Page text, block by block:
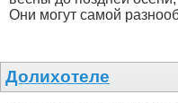
Они могут самой
Долихотеле